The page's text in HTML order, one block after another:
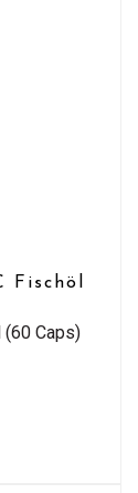
Fischöl
(60 Caps)